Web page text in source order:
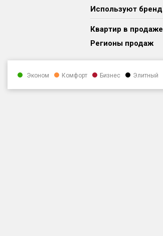
Используют бренд
Квартир в продаже
Регионы продаж
Эконом Комфорт Бизнес Элитный